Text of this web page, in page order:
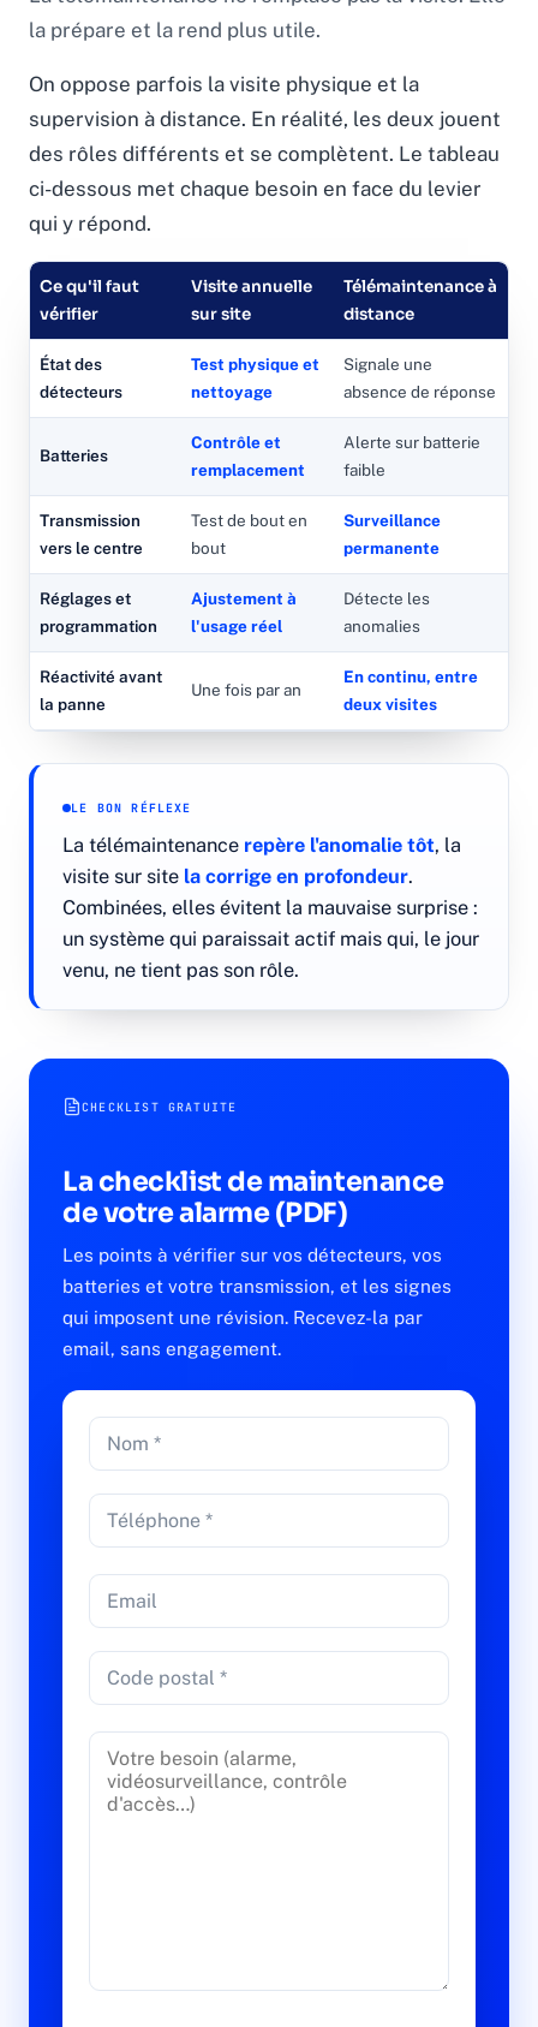
la prépare et la rend plus utile.
On oppose parfois la visite physique et la
supervision à distance. En réalité, les deux jouent
des rôles différents et se complètent. Le tableau
ci-dessous met chaque besoin en face du levier
qui y répond.
Ce qu'il faut
vérifier
Visite annuelle
sur site
Télémaintenance à
distance
État des
détecteurs
Test physique et
nettoyage
Signale une
absence de réponse
Batteries
Contrôle et
remplacement
Alerte sur batterie
faible
Transmission
vers le centre
Test de bout en
bout
Surveillance
permanente
Réglages et
programmation
Ajustement à
l'usage réel
Détecte les
anomalies
Réactivité avant
la panne
Une fois par an
En continu, entre
deux visites
LE BON RÉFLEXE
La télémaintenance repère l'anomalie tôt, la
visite sur site la corrige en profondeur.
Combinées, elles évitent la mauvaise surprise :
un système qui paraissait actif mais qui, le jour
venu, ne tient pas son rôle.
CHECKLIST GRATUITE
La checklist de maintenance
de votre alarme (PDF)
Les points à vérifier sur vos détecteurs, vos
batteries et votre transmission, et les signes
qui imposent une révision. Recevez-la par
email, sans engagement.